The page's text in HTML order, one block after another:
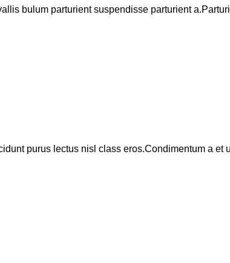
bulum parturient suspendisse parturient
purus lectus nisl class eros.Condimentum a et